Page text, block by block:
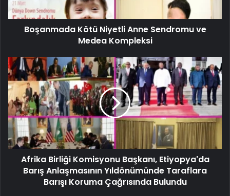
Boşanmada Kötü Niyetli Anne Sendromu ve
Medea Kompleksi
Afrika Birliği Komisyonu Başkanı, Etiyopya'da
Barış Anlaşmasının Yıldönümünde Taraflara
Barışı Koruma Çağrısında Bulundu